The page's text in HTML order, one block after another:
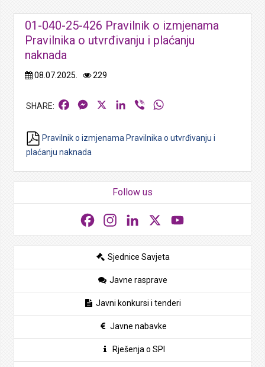
01-040-25-426 Pravilnik o izmjenama
Pravilnika o utvrđivanju i plaćanju
naknada
08.07.2025. 229
FacebookMessengerLinkedIn
Viber
Pravilnik o izmjenama Pravilnika o utvrđivanju i
plaćanju naknada
Follow us
FacebookInstagramLinkedIn
Sjednice Savjeta
Javne rasprave
Javni konkursi i tenderi
Javne nabavke
Rješenja o SPI